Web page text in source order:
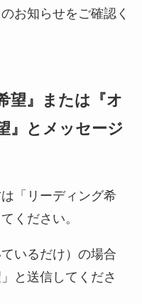
お知らせをご確認く
望』または『オ
』とメッセージ
「リーディング希
ください。
いるだけ）の場合
と送信してくださ